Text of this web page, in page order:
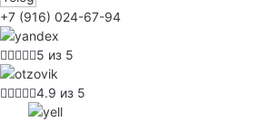
+7 (916) 024-67-94
5 из 5
4.9 из 5